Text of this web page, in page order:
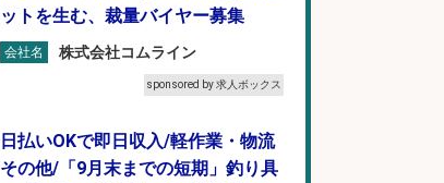
ットを生む、裁量バイヤー募集
会社名 株式会社コムライン
sponsored by 求人ボックス
日払いOKで即日収入/軽作業・物流
その他/「9月末までの短期」釣り具